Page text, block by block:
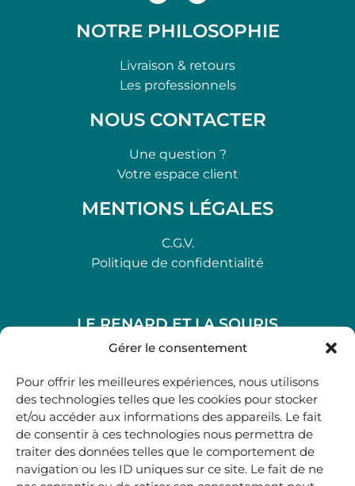
Gérer le consentement
Pour offrir les meilleures expériences, nous utilisons
des technologies telles que les cookies pour stocker
et/ou accéder aux informations des appareils. Le fait
de consentir à ces technologies nous permettra de
traiter des données telles que le comportement de
navigation ou les ID uniques sur ce site. Le fait de ne
NOTRE PHILOSOPHIE
Livraison & retours
Les professionnels
NOUS CONTACTER
Une question ?
Votre espace client
MENTIONS LÉGALES
C.G.V.
Politique de confidentialité
LE RENARD ET LA SOURIS
48, rue Maubec 33210 LANGON
05 40 41 37 18
.
MARDI AU SAMEDI
10H00-12H45 | 14H00 -19H00